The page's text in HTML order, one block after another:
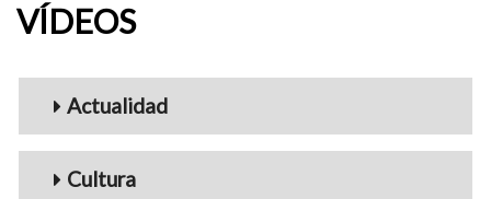
VÍDEOS
Menu_Videos
Actualidad
Cultura